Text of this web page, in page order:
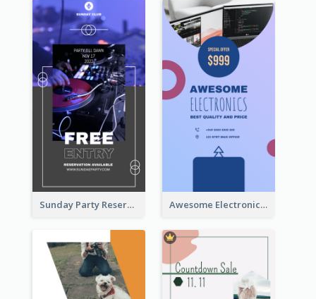
Sunday Party Reservation Instagram Story Awesome Electronics Sale Instagram Story